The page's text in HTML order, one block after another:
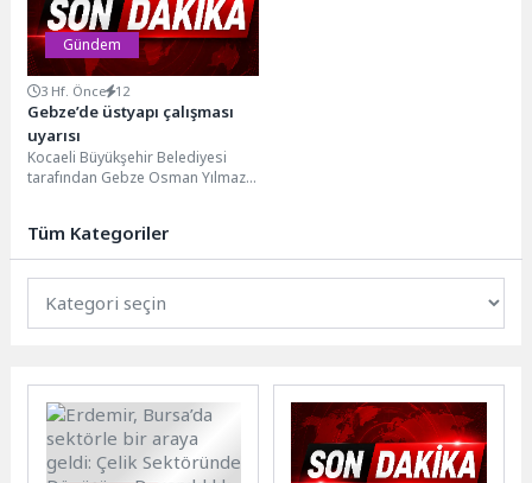
Gündem
3 Hf. Önce 12
Gebze’de üstyapı çalışması
uyarısı
Kocaeli Büyükşehir Belediyesi
tarafından Gebze Osman Yılmaz
Tüm Kategoriler